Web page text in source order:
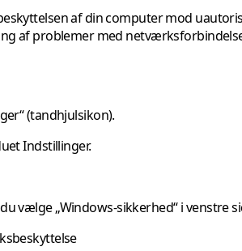
af din computer mod
af problemer med
(tandhjulsikon).
Indstillinger.
vælge „Windows-sikkerhed“ i venstre